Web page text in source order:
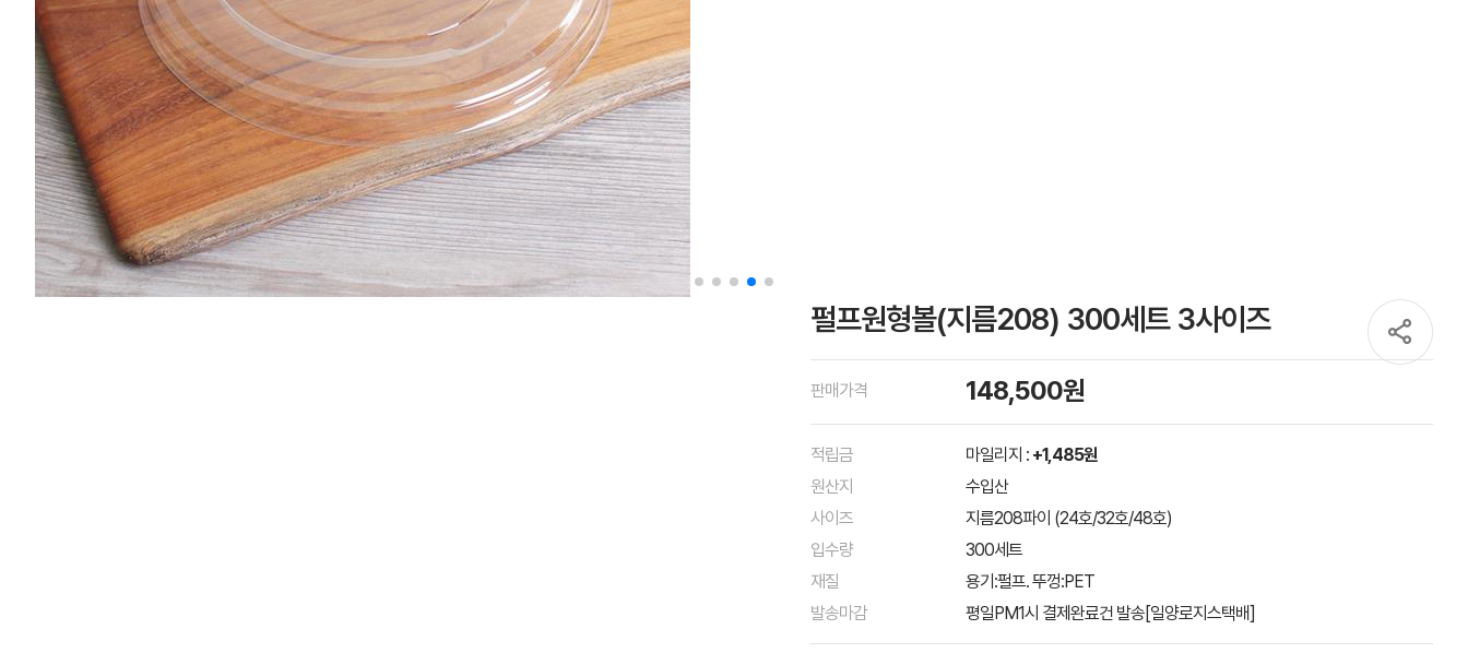
펄프원형볼(지름208) 300세트 3사이즈
판매가격 148,500원
적립금 마일리지 : +1,485원
원산지
수입산
사이즈
지름208파이 (24호/32호/48호)
입수량
300세트
재질
용기:펄프. 뚜껑:PET
발송마감
평일PM1시 결제완료건 발송[일양로지스택배]